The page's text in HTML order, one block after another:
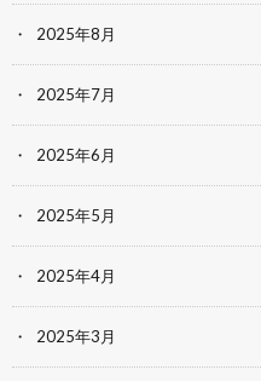
2025年8月
2025年7月
2025年6月
2025年5月
2025年4月
2025年3月